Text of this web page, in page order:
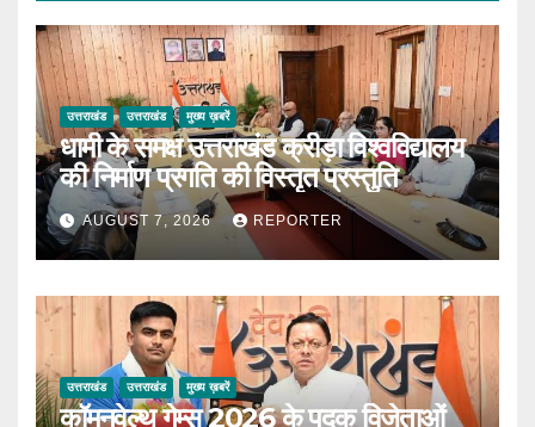
उत्तराखंड उत्तराखंड मुख्य ख़बरें
धामी के समक्ष उत्तराखंड क्रीड़ा विश्वविद्यालय
की निर्माण प्रगति की विस्तृत प्रस्तुति
AUGUST 7, 2026 REPORTER
उत्तराखंड उत्तराखंड मुख्य ख़बरें
कॉमनवेल्थ गेम्स 2026 के पदक विजेताओं